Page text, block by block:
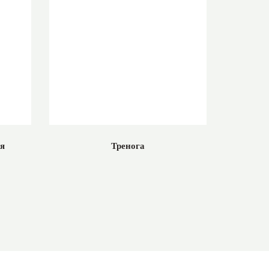
Тренога